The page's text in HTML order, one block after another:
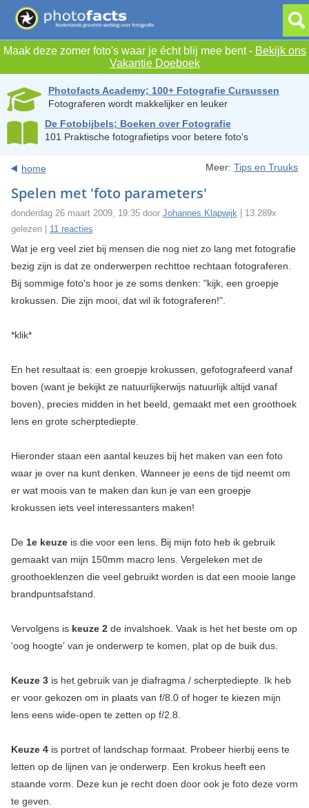
Maak deze zomer foto's waar je écht blij mee bent - Bekijk ons
Vakantie Doeboek
Photofacts Academy; 100+ Fotografie Cursussen
Fotograferen wordt makkelijker en leuker
De Fotobijbels; Boeken over Fotografie
101 Praktische fotografietips voor betere foto's
home Meer:Tips en Truuks
Spelen met 'foto parameters'
donderdag 26 maart 2009, 19:35 door Johannes Klapwijk| 13.289x
gelezen | 11 reacties
Wat je erg veel ziet bij mensen die nog niet zo lang met fotografie
bezig zijn is dat ze onderwerpen rechttoe rechtaan fotograferen.
Bij sommige foto's hoor je ze soms denken: "kijk, een groepje
krokussen. Die zijn mooi, dat wil ik fotograferen!".
*klik*
En het resultaat is: een groepje krokussen, gefotografeerd vanaf
boven (want je bekijkt ze natuurlijkerwijs natuurlijk altijd vanaf
boven), precies midden in het beeld, gemaakt met een groothoek
lens en grote scherptediepte.
Hieronder staan een aantal keuzes bij het maken van een foto
waar je over na kunt denken. Wanneer je eens de tijd neemt om
er wat moois van te maken dan kun je van een groepje
krokussen iets veel interessanters maken!
De 1e keuzeis die voor een lens. Bij mijn foto heb ik gebruik
gemaakt van mijn 150mm macro lens. Vergeleken met de
groothoeklenzen die veel gebruikt worden is dat een mooie lange
brandpuntsafstand.
Vervolgens is keuze 2de invalshoek. Vaak is het het beste om op
'oog hoogte' van je onderwerp te komen, plat op de buik dus.
Keuze 3is het gebruik van je diafragma / scherptediepte. Ik heb
er voor gekozen om in plaats van f/8.0 of hoger te kiezen mijn
lens eens wide-open te zetten op f/2.8.
Keuze 4is portret of landschap formaat. Probeer hierbij eens te
letten op de lijnen van je onderwerp. Een krokus heeft een
staande vorm. Deze kun je recht doen door ook je foto deze vorm
te geven.